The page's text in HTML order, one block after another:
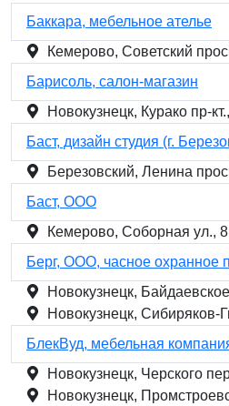
Баккара, мебельное ателье
Кемерово, Советский
Барисоль, салон-магазин
Новокузнецк, Курако пр-
Баст, дизайн студия (г.
Березовский, Ленина
Баст, ООО
Кемерово, Соборная ул.,
Берг, ООО, часное охранное
Новокузнецк,
Новокузнецк, Сибиряков-
БлекВуд, мебельная
Новокузнецк, Черского
Новокузнецк,